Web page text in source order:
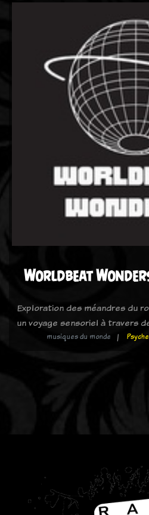
Worldbeat
Exploration des méandres du
un voyage sensoriel à travers
musiques du monde